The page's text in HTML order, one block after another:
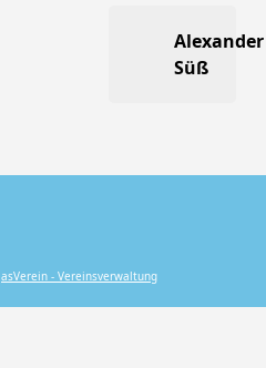
Alexander
Süß
asVerein - Vereinsverwaltung